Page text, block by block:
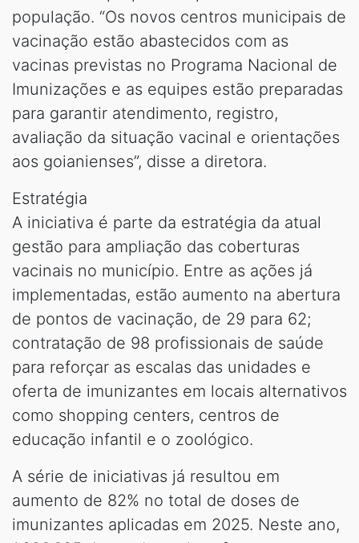
população. “Os novos centros municipais de
vacinação estão abastecidos com as
vacinas previstas no Programa Nacional de
Imunizações e as equipes estão preparadas
para garantir atendimento, registro,
avaliação da situação vacinal e orientações
aos goianienses”, disse a diretora.
Estratégia
A iniciativa é parte da estratégia da atual
gestão para ampliação das coberturas
vacinais no município. Entre as ações já
implementadas, estão aumento na abertura
de pontos de vacinação, de 29 para 62;
contratação de 98 profissionais de saúde
para reforçar as escalas das unidades e
oferta de imunizantes em locais alternativos
como shopping centers, centros de
educação infantil e o zoológico.
A série de iniciativas já resultou em
aumento de 82% no total de doses de
imunizantes aplicadas em 2025. Neste ano,